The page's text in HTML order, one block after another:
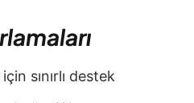
sınırlı destek